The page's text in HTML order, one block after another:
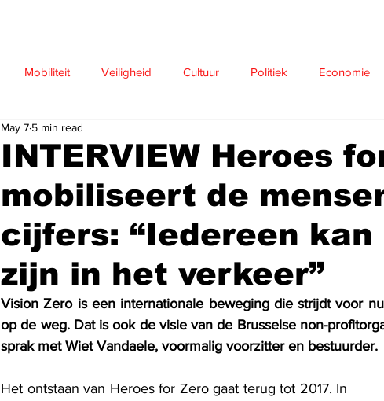
Mobiliteit Veiligheid Cultuur Politiek Economie
INTERVIEW Heroes
mobiliseert de
cijfers: “Iedereen kan
zijn in het verkeer”
May 7 5 min read
Vision Zero is een internationale beweging die strijdt voor
op de weg. Dat is ook de visie van de Brusselse non-
sprak met Wiet Vandaele, voormalig voorzitter en bestuurder.
Het ontstaan van Heroes for Zero gaat terug tot 2017. In